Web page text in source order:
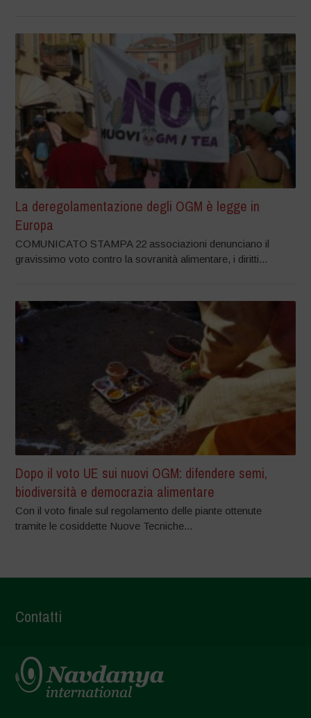
La deregolamentazione degli OGM è legge in
Europa
COMUNICATO STAMPA 22 associazioni denunciano il
gravissimo voto contro la sovranità alimentare, i diritti...
Dopo il voto UE sui nuovi OGM: difendere semi,
biodiversità e democrazia alimentare
Con il voto finale sul regolamento delle piante ottenute
tramite le cosiddette Nuove Tecniche...
Contatti